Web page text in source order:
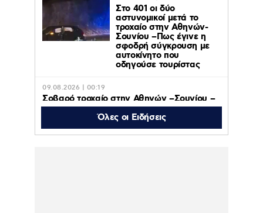
Στο 401 οι δύο
αστυνομικοί μετά το
τροχαίο στην Αθηνών-
Σουνίου –Πως έγινε η
σφοδρή σύγκρουση με
αυτοκίνητο που
οδηγούσε τουρίστας
09.08.2026 | 00:19
Σοβαρό τροχαίο στην Αθηνών –Σουνίου –
ΙΧ από αναστροφή συγκρούστηκε με με
μηχανή της ΔΙΑΣ, δύο αστυνομικοί
τραυματίες – Βίντεο
Όλες οι Ειδήσεις